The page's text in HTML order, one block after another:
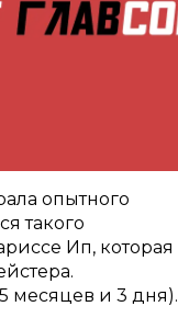
опытного
такого
Ип, которая
месяцев и 3 дня).